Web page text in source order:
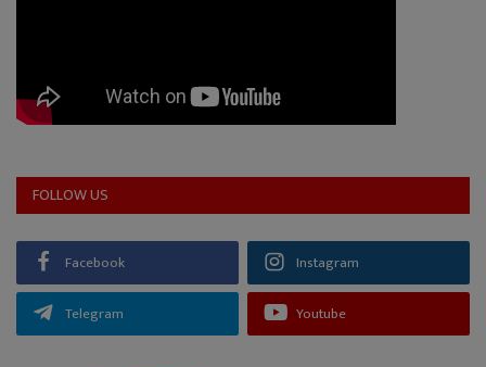
FOLLOW US
Facebook Instagram
Telegram Youtube